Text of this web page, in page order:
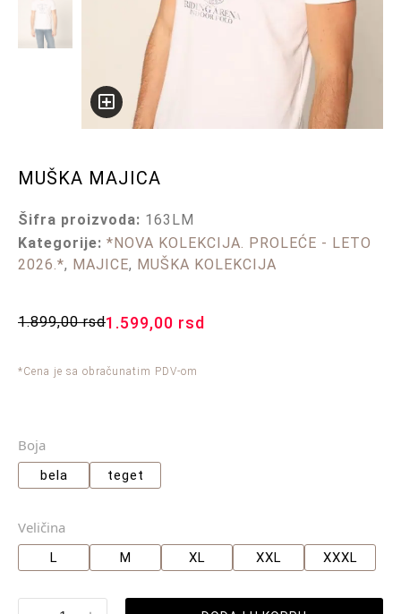
MUŠKA MAJICA
Šifra proizvoda: 163LM
Kategorije: *NOVA KOLEKCIJA. PROLEĆE - LETO
2026.*, MAJICE, MUŠKA KOLEKCIJA
1.899,00rsd1.599,00 rsd
*Cena je sa obračunatim PDV-om
Boja
bela teget
Veličina
L M XL XXL XXXL